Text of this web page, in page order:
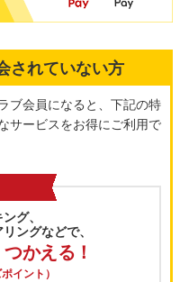
されていない方
ブ会員になると、下記の特
サービスをお得にご利用で
グ、
ングなどで、
かえる！
イント）